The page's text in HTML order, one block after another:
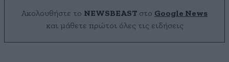
Ακολουθήστε το NEWSBEAST στο Google News
και μάθετε πρώτοι όλες τις ειδήσεις